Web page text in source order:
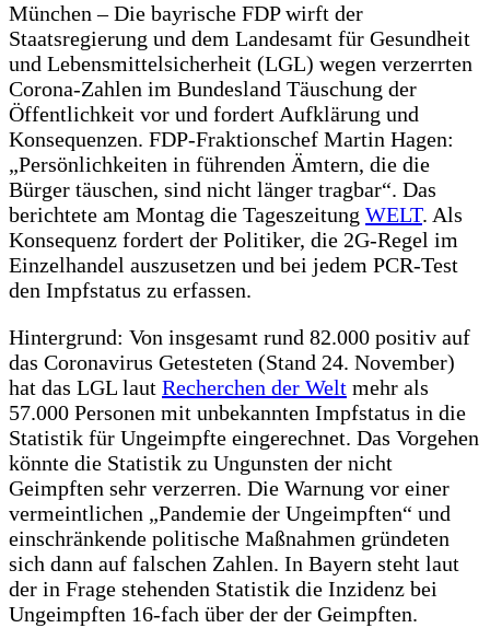
München – Die bayrische FDP wirft der
Staatsregierung und dem Landesamt für Gesundheit
und Lebensmittelsicherheit (LGL) wegen verzerrten
Corona-Zahlen im Bundesland Täuschung der
Öffentlichkeit vor und fordert Aufklärung und
Konsequenzen. FDP-Fraktionschef Martin Hagen:
„Persönlichkeiten in führenden Ämtern, die die
Bürger täuschen, sind nicht länger tragbar“. Das
berichtete am Montag die Tageszeitung WELT. Als
Konsequenz fordert der Politiker, die 2G-Regel im
Einzelhandel auszusetzen und bei jedem PCR-Test
den Impfstatus zu erfassen.
Hintergrund: Von insgesamt rund 82.000 positiv auf
das Coronavirus Getesteten (Stand 24. November)
hat das LGL laut Recherchen der Welt mehr als
57.000 Personen mit unbekannten Impfstatus in die
Statistik für Ungeimpfte eingerechnet. Das Vorgehen
könnte die Statistik zu Ungunsten der nicht
Geimpften sehr verzerren. Die Warnung vor einer
vermeintlichen „Pandemie der Ungeimpften“ und
einschränkende politische Maßnahmen gründeten
sich dann auf falschen Zahlen. In Bayern steht laut
der in Frage stehenden Statistik die Inzidenz bei
Ungeimpften 16-fach über der der Geimpften.